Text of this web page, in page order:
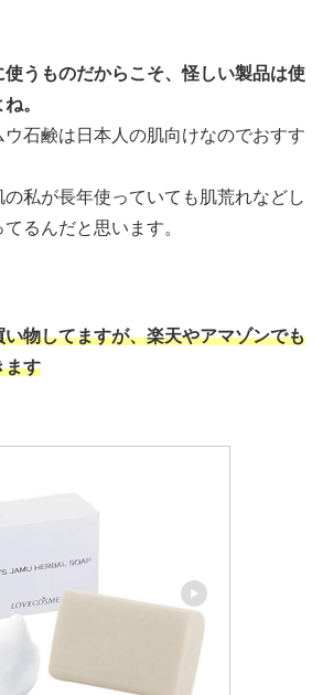
うものだからこそ、怪しい製品は使
。
ウ石鹸は日本人の肌向けなのでおすす
私が長年使っていても肌荒れなどし
るんだと思います。
物してますが、楽天やアマゾンでも
ます